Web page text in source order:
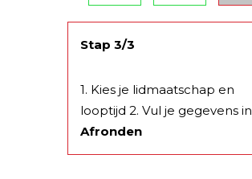
Stap 3/3
1. Kies je lidmaatschap en
looptijd 2. Vul je gegevens in
Afronden